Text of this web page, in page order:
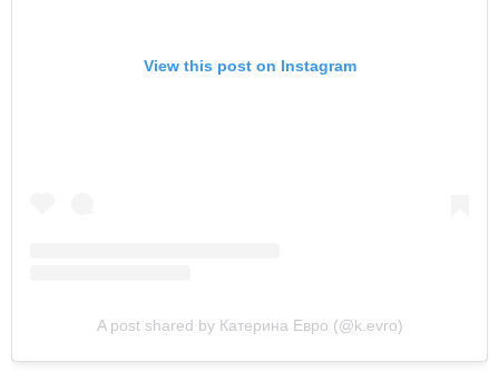
View this post on Instagram
A post shared by Катерина Евро (@k.evro)